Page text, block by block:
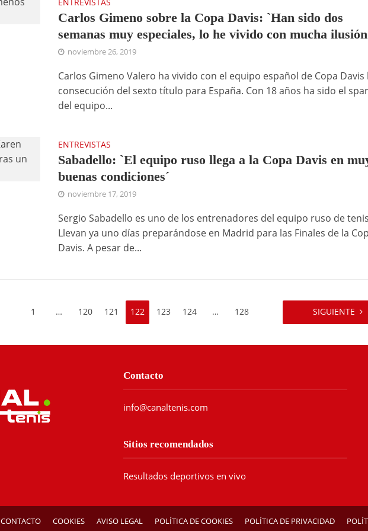
Carlos Gimeno sobre la Copa Davis: `Han sido dos
semanas muy especiales, lo he vivido con mucha
noviembre 26, 2019
Carlos Gimeno Valero ha vivido con el equipo español de Copa Davis
consecución del sexto título para España. Con 18 años ha sido el
del equipo...
ENTREVISTAS
Sabadello: `El equipo ruso llega a la Copa Davis en
buenas condiciones´
noviembre 17, 2019
Sergio Sabadello es uno de los entrenadores del equipo ruso de
Llevan ya uno días preparándose en Madrid para las Finales de la
Davis. A pesar de...
1 … 120 121 122 123 124 … 128 SIGUIENTE
Contacto
info@canaltenis.com
Sitios recomendados
Resultados deportivos en vivo
CONTACTO COOKIES AVISO LEGAL POLÍTICA DE COOKIES POLÍTICA DE PRIVACIDAD